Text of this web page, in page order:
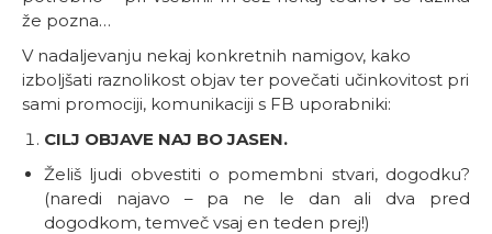
že pozna…
V nadaljevanju nekaj konkretnih namigov, kako
izboljšati raznolikost objav ter povečati učinkovitost pri
sami promociji, komunikaciji s FB uporabniki:
CILJ OBJAVE NAJ BO JASEN.
Želiš ljudi obvestiti o pomembni stvari, dogodku?
(naredi najavo – pa ne le dan ali dva pred
dogodkom, temveč vsaj en teden prej!)